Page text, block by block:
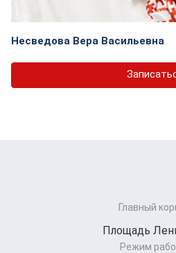
Несведова Вера Васильевна
Главный
Площадь
Режим